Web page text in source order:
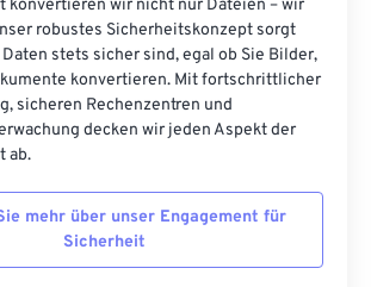
konvertieren wir nicht nur Dateien – wir
robustes Sicherheitskonzept sorgt
stets sicher sind, egal ob Sie Bilder,
konvertieren. Mit fortschrittlicher
sicheren Rechenzentren und
decken wir jeden Aspekt der
ab.
mehr über unser Engagement für
Sicherheit